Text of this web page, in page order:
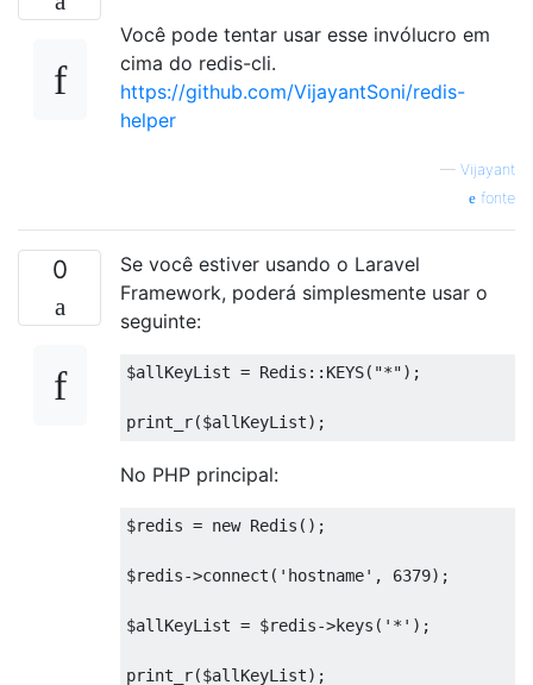
Você pode tentar usar esse invólucro em
cima do redis-cli.
https://github.com/VijayantSoni/redis-
helper
— Vijayant
fonte
0
Se você estiver usando o Laravel
Framework, poderá simplesmente usar o
seguinte:
$allKeyList = Redis::KEYS("*");
No PHP principal:
$redis = new Redis();
$redis->connect('hostname', 6379);
$allKeyList = $redis->keys('*');